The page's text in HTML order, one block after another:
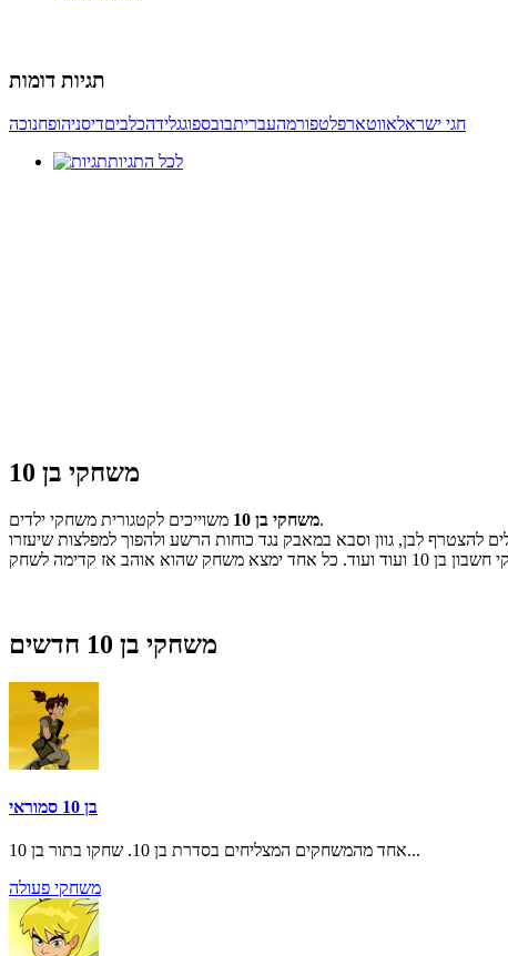
תגיות דומות
חגי ישראלאווטארפלטפורמהעבריתבובספוגגלידהכלביםדיסניהופחנוכה
לכל התגיות
משחקי בן 10
משחקי בן 10משוייכים לקטגורית משחקי ילדים.
לילדים שכולם מוקדשים לבן טן והחבורה. אתם יכולים להצטרף לבן, גוון וסבא במאבק נגד כוחות הרשע ולהפוך למפלצות שיעזרו
משחקי בן 10 חדשים
בן 10 סמוראי
אחד מהמשחקים המצליחים בסדרת בן 10. שחקו בתור בן 10...
משחקי פעולה